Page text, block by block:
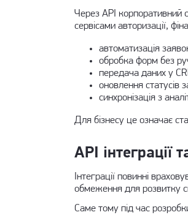
Через API корпоративний
сервісами авторизації,
автоматизація
обробка форм без
передача даних у
оновлення статусів
синхронізація з
Для бізнесу це означає
API інтеграції
Інтеграції повинні
обмеження для розвитку
Саме тому під час